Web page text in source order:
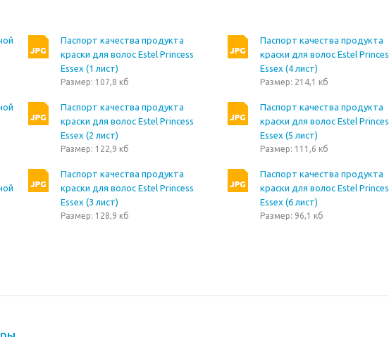
Паспорт качества продукта
краски для волос Estel Princess
Essex (1 лист)
Размер: 107,8 кб
Паспорт качества продукта
краски для волос Estel Princess
Essex (2 лист)
Размер: 122,9 кб
Паспорт качества продукта
краски для волос Estel Princess
Essex (3 лист)
Размер: 128,9 кб
Паспорт качества продукта
краски для волос Estel
Essex (4 лист)
Размер: 214,1 кб
Паспорт качества продукта
краски для волос Estel
Essex (5 лист)
Размер: 111,6 кб
Паспорт качества продукта
краски для волос Estel
Essex (6 лист)
Размер: 96,1 кб